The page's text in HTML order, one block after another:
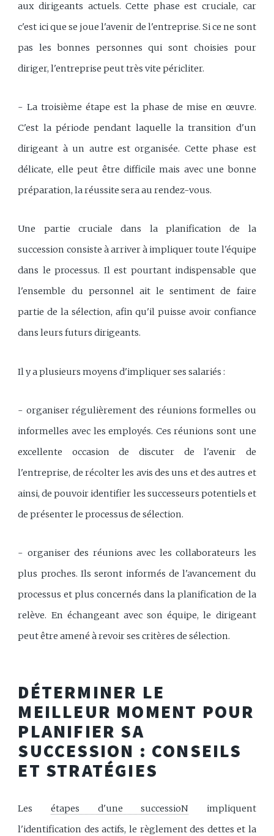
aux dirigeants actuels. Cette phase est cruciale, car
c'est ici que se joue l'avenir de l'entreprise. Si ce ne sont
pas les bonnes personnes qui sont choisies pour
diriger, l'entreprise peut très vite péricliter.
- La troisième étape est la phase de mise en œuvre.
C'est la période pendant laquelle la transition d'un
dirigeant à un autre est organisée. Cette phase est
délicate, elle peut être difficile mais avec une bonne
préparation, la réussite sera au rendez-vous.
Une partie cruciale dans la planification de la
succession consiste à arriver à impliquer toute l'équipe
dans le processus. Il est pourtant indispensable que
l'ensemble du personnel ait le sentiment de faire
partie de la sélection, afin qu'il puisse avoir confiance
dans leurs futurs dirigeants.
Il y a plusieurs moyens d'impliquer ses salariés :
- organiser régulièrement des réunions formelles ou
informelles avec les employés. Ces réunions sont une
excellente occasion de discuter de l'avenir de
l'entreprise, de récolter les avis des uns et des autres et
ainsi, de pouvoir identifier les successeurs potentiels et
de présenter le processus de sélection.
- organiser des réunions avec les collaborateurs les
plus proches. Ils seront informés de l'avancement du
processus et plus concernés dans la planification de la
relève. En échangeant avec son équipe, le dirigeant
peut être amené à revoir ses critères de sélection.
DÉTERMINER LE
MEILLEUR MOMENT POUR
PLANIFIER SA
SUCCESSION : CONSEILS
ET STRATÉGIES
Les étapes d'une successioN impliquent
l'identification des actifs, le règlement des dettes et la